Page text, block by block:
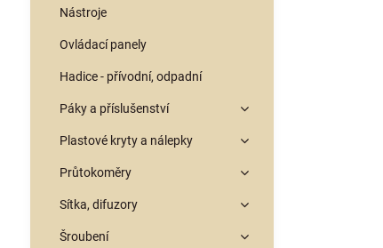
Nástroje
Ovládací panely
Hadice - přívodní, odpadní
Páky a příslušenství
Plastové kryty a nálepky
Průtokoměry
Sítka, difuzory
Šroubení